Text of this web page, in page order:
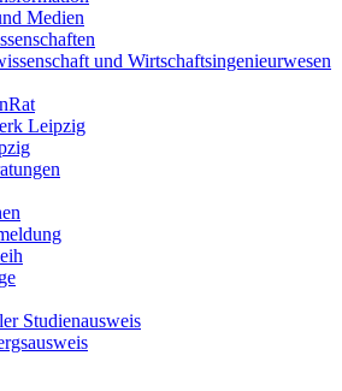
Medien
und Wirtschaftsingenieurwesen
Leipzig
Studienausweis